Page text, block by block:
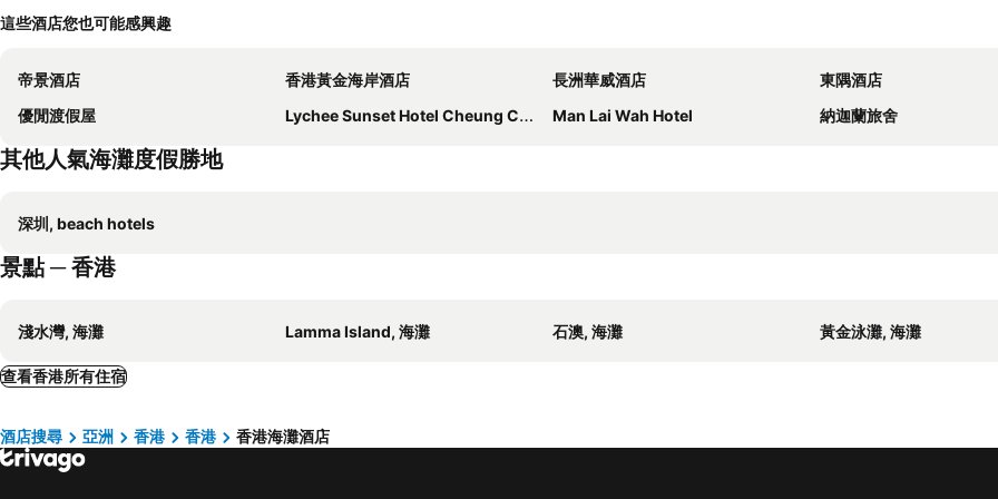
這些酒店您也可能感興趣
帝景酒店 香港黃金海岸酒店 長洲華威酒店
東隅酒店
優閒渡假屋
Lychee Sunset Hotel Cheung Chau Man Lai Wah Hotel 納迦蘭旅舍
其他人氣海灘度假勝地
深圳, beach hotels
景點 ─ 香港
淺水灣, 海灘 Lamma Island, 海灘 石澳, 海灘 黃金泳灘, 海灘
查看香港所有住宿
酒店搜尋 亞洲 香港 香港 香港海灘酒店